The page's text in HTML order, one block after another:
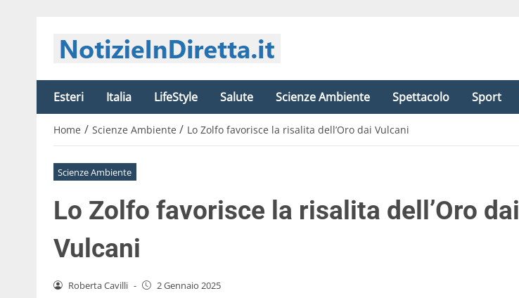
Esteri Italia LifeStyle Salute Scienze Ambiente Spettacolo Sport
Home / Scienze Ambiente / Lo Zolfo favorisce la risalita dell’Oro dai Vulcani
Scienze Ambiente
Lo Zolfo favorisce la risalita dell’Oro dai
Vulcani
Roberta Cavilli - 2 Gennaio 2025